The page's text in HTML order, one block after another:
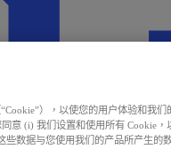
），以使您的用户体验和我们
同意 (i) 我们设置和使用所有 Cookie，
些数据与您使用我们的产品所产生的